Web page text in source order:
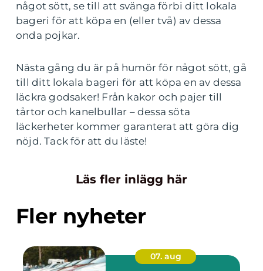
något sött, se till att svänga förbi ditt lokala
bageri för att köpa en (eller två) av dessa
onda pojkar.
Nästa gång du är på humör för något sött, gå
till ditt lokala bageri för att köpa en av dessa
läckra godsaker! Från kakor och pajer till
tårtor och kanelbullar – dessa söta
läckerheter kommer garanterat att göra dig
nöjd. Tack för att du läste!
Läs fler inlägg här
Fler nyheter
07. aug